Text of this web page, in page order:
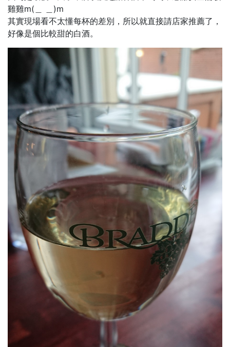
雞雞m(＿ ＿)m
其實現場看不太懂每杯的差別，所以就直接請店家推薦了，
好像是個比較甜的白酒。